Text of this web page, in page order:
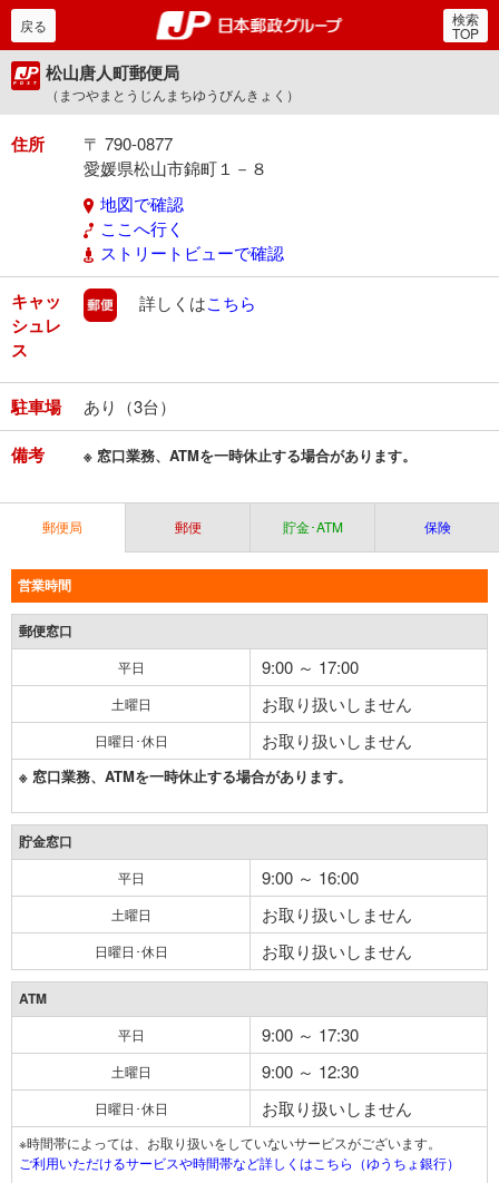
郵便局・日本郵政グルー
戻る 検索
TOP
松山唐人町郵便局
（まつやまとうじんまちゆうびんきょく）
住所
〒 790-0877
愛媛県松山市錦町１－８
地図で確認
ここへ行く
ストリートビューで確認
キャッ
シュレ
ス
郵便
詳しくはこちら
駐車場 あり（3台）
備考 ※ 窓口業務、ATMを一時休止する場合があります。
郵便局 郵便 貯金･ATM 保険
営業時間
郵便窓口
平日 9:00 ～ 17:00
土曜日 お取り扱いしません
日曜日･休日 お取り扱いしません
※ 窓口業務、ATMを一時休止する場合があります。
貯金窓口
平日 9:00 ～ 16:00
土曜日 お取り扱いしません
日曜日･休日 お取り扱いしません
ATM
平日 9:00 ～ 17:30
土曜日 9:00 ～ 12:30
日曜日･休日 お取り扱いしません
※時間帯によっては、お取り扱いをしていないサービスがございます。
ご利用いただけるサービスや時間帯など詳しくはこちら（ゆうちょ銀行）